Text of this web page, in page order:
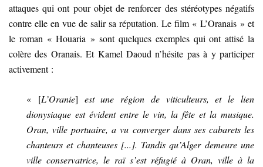
attaques qui ont pour objet de renforcer des stéréotypes négatifs
contre elle en vue de salir sa réputation. Le film « L’Oranais » et
le roman « Houaria » sont quelques exemples qui ont attisé la
colère des Oranais. Et Kamel Daoud n’hésite pas à y participer
activement :
« [L’Oranie] est une région de viticulteurs, et le lien
dionysiaque est évident entre le vin, la fête et la musique.
Oran, ville portuaire, a vu converger dans ses cabarets les
chanteurs et chanteuses [...]. Tandis qu’Alger demeure une
ville conservatrice, le raï s’est réfugié à Oran, ville à la